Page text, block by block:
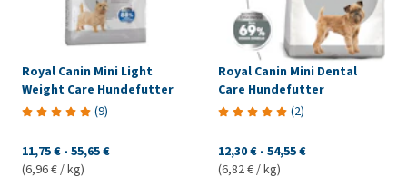
Royal Canin Mini Light
Weight Care Hundefutter
(9)
11,75 € - 55,65 €
(6,96 € / kg)
Royal Canin Mini Dental
Care Hundefutter
(2)
12,30 € - 54,55 €
(6,82 € / kg)